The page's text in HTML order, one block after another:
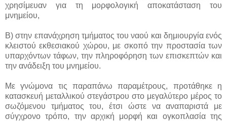
χρησίμευαν για τη μορφολογική αποκατάσταση του
μνημείου,
Β) στην επανάχρηση τμήματος του ναού και δημιουργία ενός
κλειστού εκθεσιακού χώρου, με σκοπό την προστασία των
υπαρχόντων τάφων, την πληροφόρηση των επισκεπτών και
την ανάδειξη του μνημείου.
Με γνώμονα τις παραπάνω παραμέτρους, προτάθηκε η
κατασκευή μεταλλικού στεγάστρου στο μεγαλύτερο μέρος το
σωζόμενου τμήματος του, έτσι ώστε να αναπαριστά με
σύγχρονο τρόπο, την αρχική μορφή και ογκοπλασία της